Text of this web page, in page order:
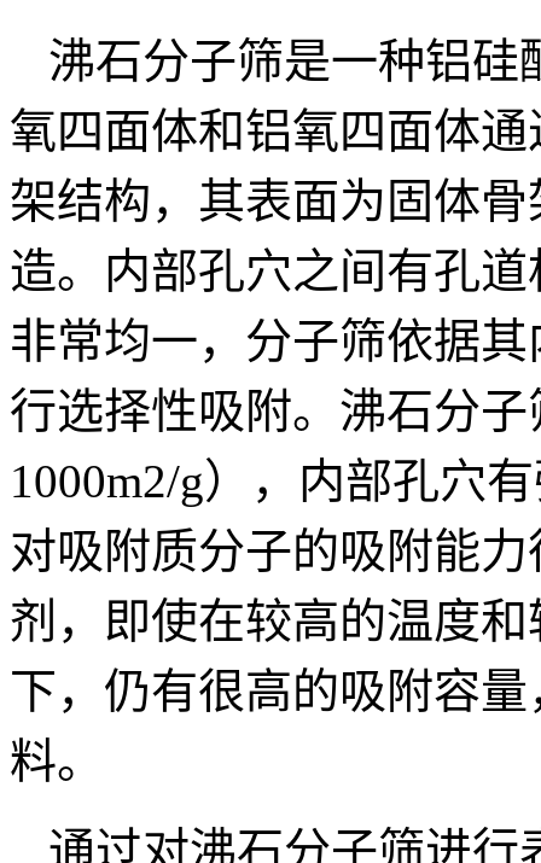
沸石分子筛是一种铝硅
氧四面体和铝氧四面体
架结构，其表面为固体
造。内部孔穴之间有孔
非常均一，分子筛依据
行选择性吸附。沸石分
1000m2/g），内部孔穴
对吸附质分子的吸附能
剂，即使在较高的温度
下，仍有很高的吸附容
料。
通过对沸石分子筛进行